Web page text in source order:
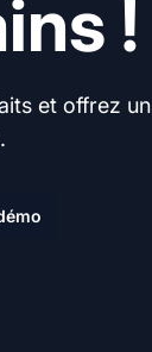
!
et offrez un